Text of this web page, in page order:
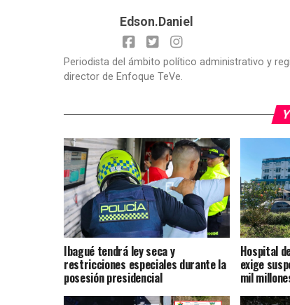
Edson.Daniel
Periodista del ámbito político administrativo y
director de Enfoque TeVe.
Ibagué tendrá ley seca y
restricciones especiales durante la
posesión presidencial
Hospital
exige
mil